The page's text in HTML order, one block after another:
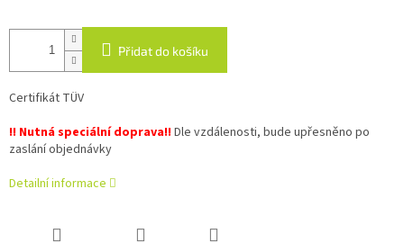
Přidat do košíku
Certifikát TÜV
!! Nutná speciální doprava!!Dle vzdálenosti, bude upřesněno po
zaslání objednávky
Detailní informace